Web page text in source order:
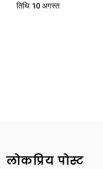
तिथि 10 अगस्त
लोकप्रिय पोस्ट